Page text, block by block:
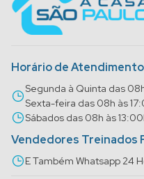
Horário de
Segunda à Quinta das
Sexta-feira das 08h às
Sábados das 08h às
Vendedores Treinados
E Também Whatsapp 24